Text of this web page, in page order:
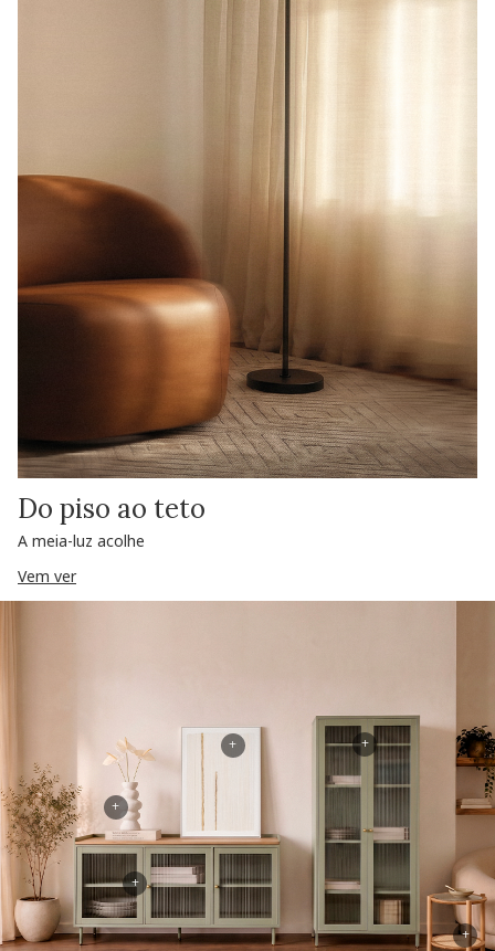
Do piso ao teto
A meia-luz acolhe
Vem ver
+
+
+
+
+